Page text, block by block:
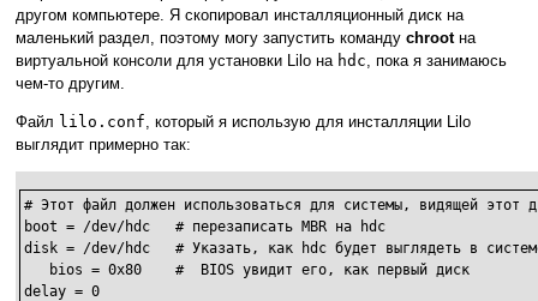
другом компьютере. Я скопировал инсталляционный диск на
маленький раздел, поэтому могу запустить команду chrootна
виртуальной консоли для установки Lilo на hdc , пока я занимаюсь
чем-то другим.
Файл lilo.conf , который я использую для инсталляции Lilo
выглядит примерно так:
# Этот файл должен использоваться для системы, видящей этот
boot = /dev/hdc   # перезаписать MBR на hdc
disk = /dev/hdc   # Указать, как hdc будет выглядеть в
   bios = 0x80    #  BIOS увидит его, как первый диск
delay = 0